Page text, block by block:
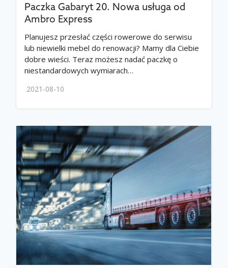
Paczka Gabaryt 20. Nowa usługa od
Ambro Express
Planujesz przesłać części rowerowe do serwisu
lub niewielki mebel do renowacji? Mamy dla Ciebie
dobre wieści. Teraz możesz nadać paczkę o
niestandardowych wymiarach…
2021-08-10